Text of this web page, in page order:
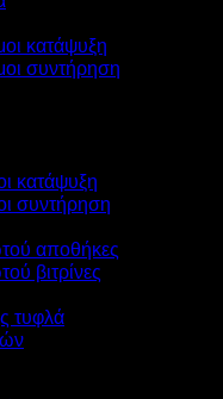
κατάψυξη
συντήρηση
κατάψυξη
συντήρηση
αποθήκες
βιτρίνες
τυφλά